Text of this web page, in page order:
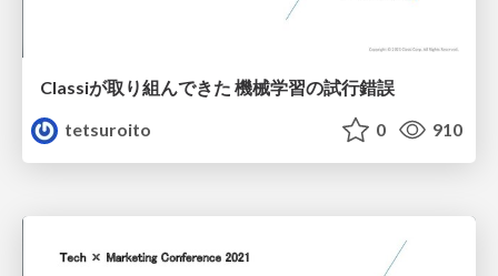
Classiが取り組んできた 機械学習の試行錯誤
tetsuroito
0 910